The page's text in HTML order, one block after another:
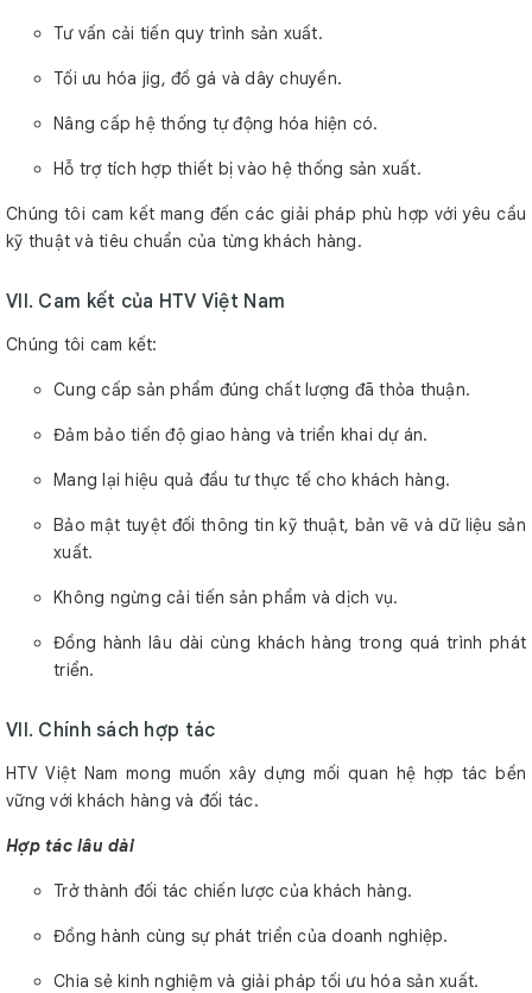
Tư vấn cải tiến quy trình sản xuất.
Tối ưu hóa jig, đồ gá và dây chuyền.
Nâng cấp hệ thống tự động hóa hiện có.
Hỗ trợ tích hợp thiết bị vào hệ thống sản xuất.
Chúng tôi cam kết mang đến các giải pháp phù hợp với yêu cầu
kỹ thuật và tiêu chuẩn của từng khách hàng.
VII. Cam kết của HTV Việt Nam
Chúng tôi cam kết:
Cung cấp sản phẩm đúng chất lượng đã thỏa thuận.
Đảm bảo tiến độ giao hàng và triển khai dự án.
Mang lại hiệu quả đầu tư thực tế cho khách hàng.
Bảo mật tuyệt đối thông tin kỹ thuật, bản vẽ và dữ liệu sản
xuất.
Không ngừng cải tiến sản phẩm và dịch vụ.
Đồng hành lâu dài cùng khách hàng trong quá trình phát
triển.
VII. Chính sách hợp tác
HTV Việt Nam mong muốn xây dựng mối quan hệ hợp tác bền
vững với khách hàng và đối tác.
Hợp tác lâu dài
Trở thành đối tác chiến lược của khách hàng.
Đồng hành cùng sự phát triển của doanh nghiệp.
Chia sẻ kinh nghiệm và giải pháp tối ưu hóa sản xuất.